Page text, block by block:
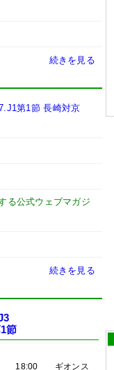
続きを見る
第1節 長崎対京
る公式ウェブマガジ
続きを見る
節
18:00
ギオンス